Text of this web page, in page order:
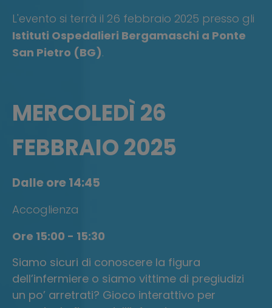
L'evento si terrà il 26 febbraio 2025 presso gli
Istituti Ospedalieri Bergamaschi a Ponte
San Pietro (BG).
MERCOLEDÌ26
FEBBRAIO 2025
Dalle ore 14:45
Accoglienza
Ore 15:00 - 15:30
Siamo sicuri di conoscere la figura
dell’infermiere o siamo vittime di pregiudizi
un po’ arretrati? Gioco interattivo per